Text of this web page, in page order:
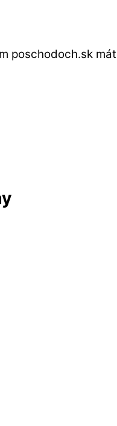
poschodoch.sk